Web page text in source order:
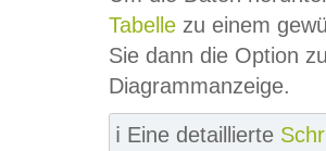
Tabelle zu einem
Sie dann die Option
Diagrammanzeige.
ℹ️ Eine detaillierte